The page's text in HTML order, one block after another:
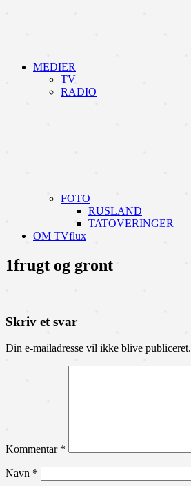
MEDIER
TV
RADIO
FOTO
RUSLAND
TATOVERINGER
OM TVflux
1frugt og gront
Skriv et svar
Din e-mailadresse vil ikke blive publiceret.
Kommentar *
Navn *